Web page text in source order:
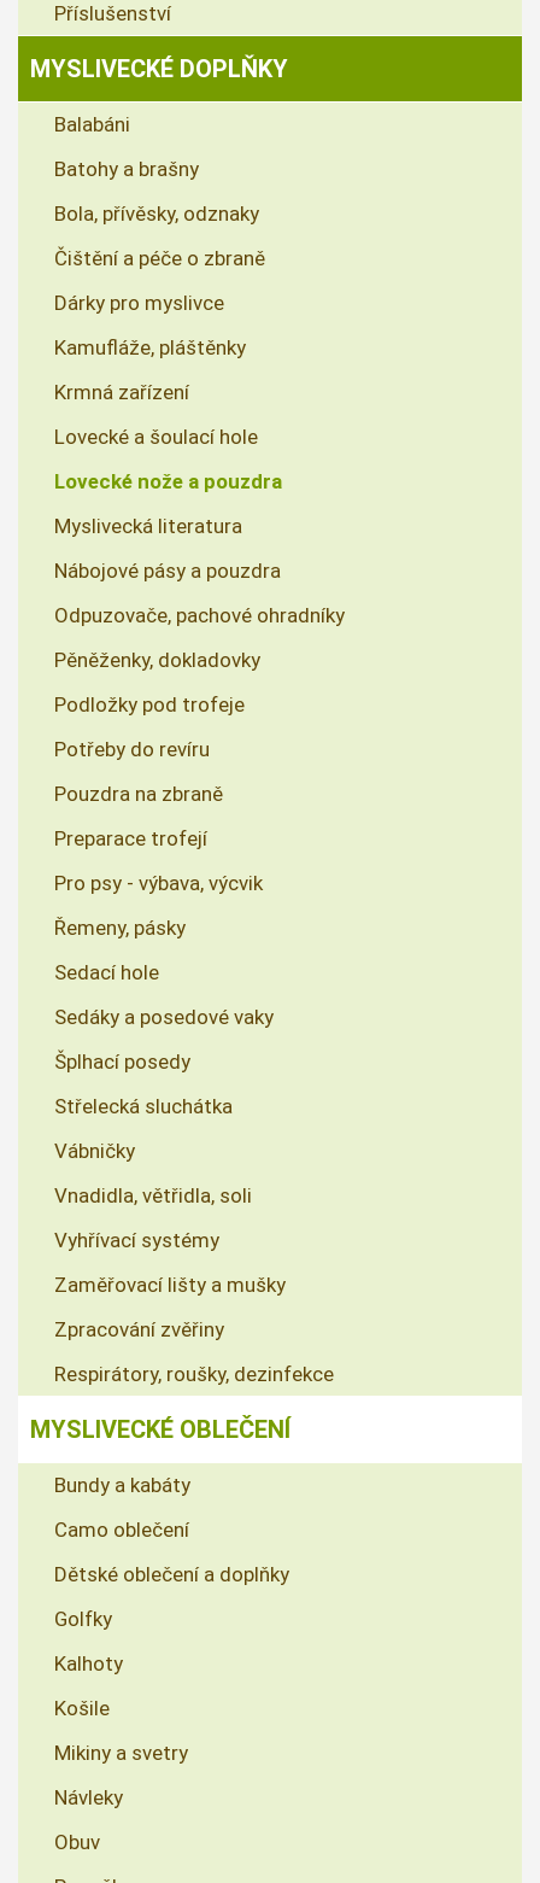
Příslušenství
MYSLIVECKÉ DOPLŇKY
Balabáni
Batohy a brašny
Bola, přívěsky, odznaky
Čištění a péče o zbraně
Dárky pro myslivce
Kamufláže, pláštěnky
Krmná zařízení
Lovecké a šoulací hole
Lovecké nože a pouzdra
Myslivecká literatura
Nábojové pásy a pouzdra
Odpuzovače, pachové ohradníky
Pěněženky, dokladovky
Podložky pod trofeje
Potřeby do revíru
Pouzdra na zbraně
Preparace trofejí
Pro psy - výbava, výcvik
Řemeny, pásky
Sedací hole
Sedáky a posedové vaky
Šplhací posedy
Střelecká sluchátka
Vábničky
Vnadidla, větřidla, soli
Vyhřívací systémy
Zaměřovací lišty a mušky
Zpracování zvěřiny
Respirátory, roušky, dezinfekce
MYSLIVECKÉ OBLEČENÍ
Bundy a kabáty
Camo oblečení
Dětské oblečení a doplňky
Golfky
Kalhoty
Košile
Mikiny a svetry
Návleky
Obuv